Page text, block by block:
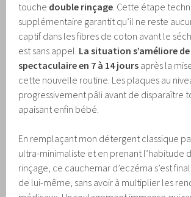
touche double rinçage . Cette étape
supplémentaire garantit qu’il ne reste
captif dans les fibres de coton avant le
est sans appel. La situation s’améliore
spectaculaire en 7 à 14 jours après la
cette nouvelle routine. Les plaques au
progressivement pâli avant de disparaître
apaisant enfin bébé.
En remplaçant mon détergent classique
ultra-minimaliste et en prenant l’habitude
rinçage, ce cauchemar d’eczéma s’est
de lui-même, sans avoir à multiplier les